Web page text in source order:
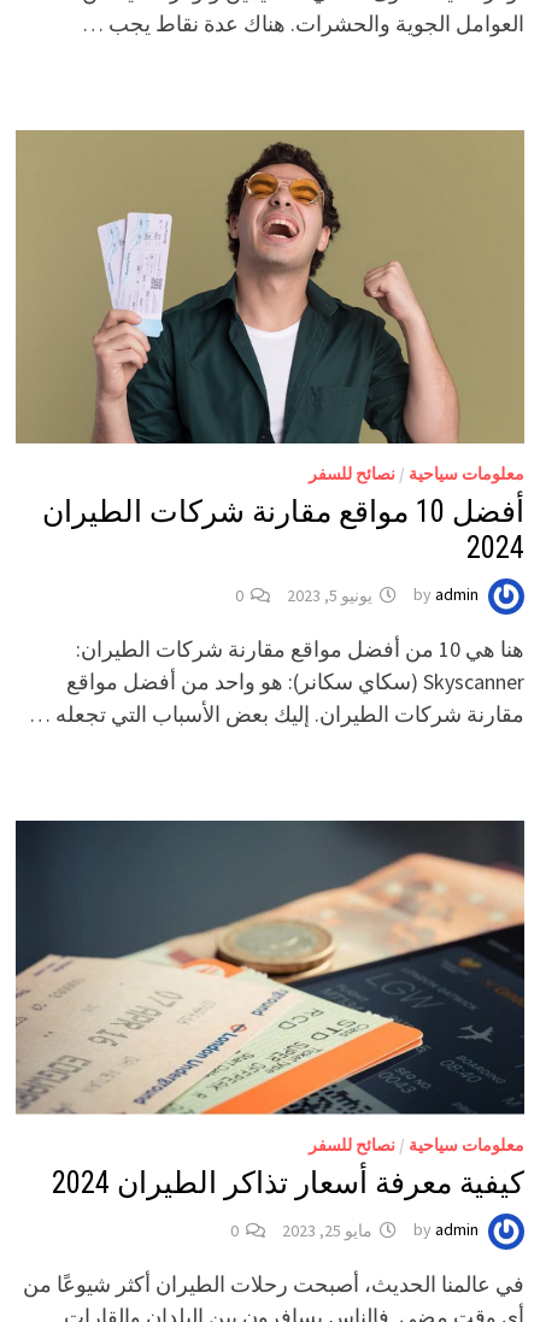
العوامل الجوية والحشرات. هناك عدة نقاط يجب …
معلومات سياحية / نصائح للسفر
أفضل 10 مواقع مقارنة شركات الطيران
2024
byadmin يونيو 5, 2023 0
هنا هي 10 من أفضل مواقع مقارنة شركات الطيران:
Skyscanner (سكاي سكانر): هو واحد من أفضل مواقع
مقارنة شركات الطيران. إليك بعض الأسباب التي تجعله …
معلومات سياحية / نصائح للسفر
كيفية معرفة أسعار تذاكر الطيران 2024
byadmin مايو 25, 2023 0
في عالمنا الحديث، أصبحت رحلات الطيران أكثر شيوعًا من